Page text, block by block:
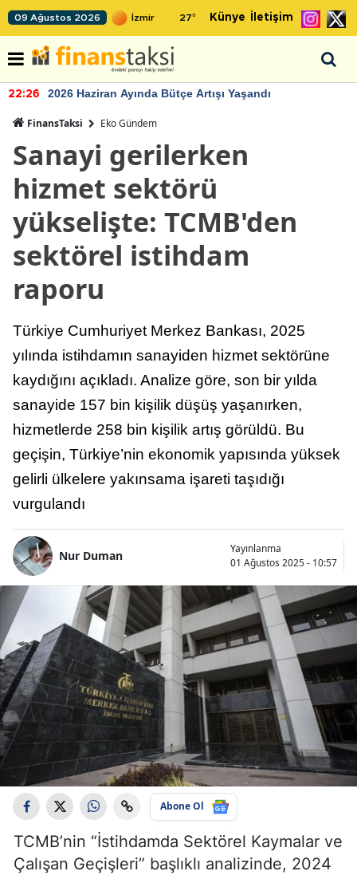
09 Ağustos 2026 27° Künye İletişim
22:26 2026 Haziran Ayında Bütçe Artışı Yaşandı
FinansTaksi Eko Gündem
Sanayi gerilerken
hizmet sektörü
yükselişte: TCMB'den
sektörel istihdam
raporu
Türkiye Cumhuriyet Merkez Bankası, 2025
yılında istihdamın sanayiden hizmet sektörüne
kaydığını açıkladı. Analize göre, son bir yılda
sanayide 157 bin kişilik düşüş yaşanırken,
hizmetlerde 258 bin kişilik artış görüldü. Bu
geçişin, Türkiye’nin ekonomik yapısında yüksek
gelirli ülkelere yakınsama işareti taşıdığı
vurgulandı
Nur Duman
Yayınlanma
01 Ağustos 2025 - 10:57
Abone Ol
TCMB’nin “İstihdamda Sektörel Kaymalar ve
Çalışan Geçişleri” başlıklı analizinde, 2024